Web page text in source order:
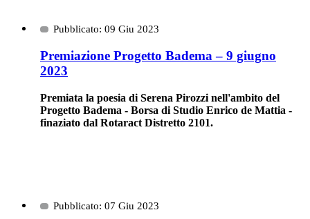
Pubblicato: 09 Giu 2023
Premiazione Progetto Badema – 9 giugno
2023
Premiata la poesia di Serena Pirozzi nell'ambito del
Progetto Badema - Borsa di Studio Enrico de Mattia -
finaziato dal Rotaract Distretto 2101.
Pubblicato: 07 Giu 2023